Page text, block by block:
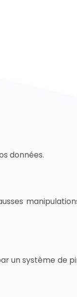
données.
un système de